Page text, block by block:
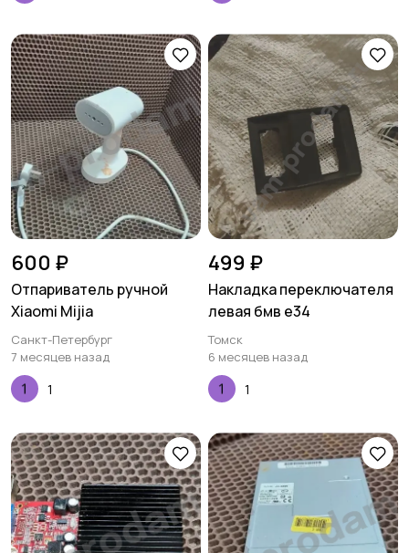
600 ₽
Отпариватель ручной
Xiaomi Mijia
Санкт-Петербург
7 месяцев назад
1
499 ₽
Накладка переключателя
левая бмв е34
Томск
6 месяцев назад
1